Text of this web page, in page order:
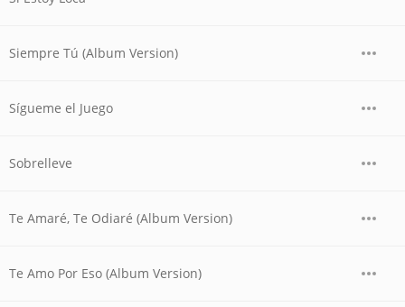
Siempre Tú (Album Version)
Sígueme el Juego
Sobrelleve
Te Amaré, Te Odiaré (Album Version)
Te Amo Por Eso (Album Version)